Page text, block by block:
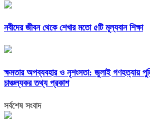
নবীদের জীবন থেকে শেখার মতো ৫টি মূল্যবান শিক্ষা
ক্ষমতার অপব্যবহার ও নৃশংসতা: জুলাই গণহত্যায়
চাঞ্চল্যকর তথ্য প্রকাশ
সর্বশেষ সংবাদ